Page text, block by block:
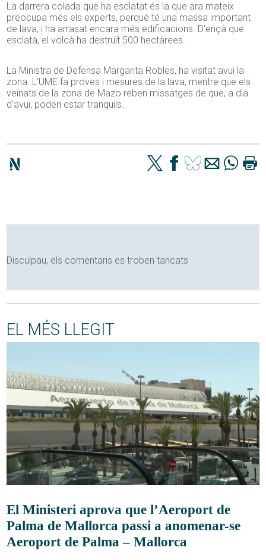
La darrera colada que ha esclatat és la que ara mateix
preocupa més els experts, perquè té una massa important
de lava, i ha arrasat encara més edificacions. D’ençà que
esclatà, el volcà ha destruït 500 hectàrees.
La Ministra de Defensa Margarita Robles, ha visitat avui la
zona. L’UME fa proves i mesures de la lava, mentre que els
veïnats de la zona de Mazo reben missatges de que, a dia
d’avui, poden estar tranquils.
Disculpau, els comentaris es troben tancats
EL MÉS LLEGIT
El Ministeri aprova que l’Aeroport de
Palma de Mallorca passi a anomenar-se
Aeroport de Palma – Mallorca